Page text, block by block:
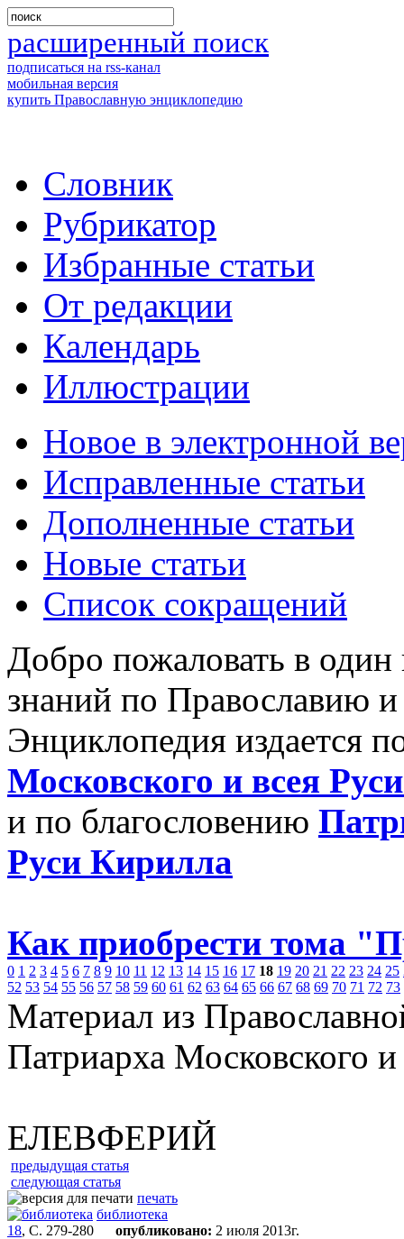
расширенный поиск
подписаться на rss-канал
мобильная версия
купить Православную энциклопедию
Словник
Рубрикатор
Избранные статьи
От редакции
Календарь
Иллюстрации
Новое в электронной
Исправленные статьи
Дополненные статьи
Новые статьи
Список сокращений
Добро пожаловать в
знаний по Православию
Энциклопедия издается
Московского и всея
и по благословению
Руси Кирилла
Как приобрести тома
0 1 2 3 4 5 6 7 8 9 10 11 12 13 14 15 16 17 18 19 20 21 22 23 24 25
52 53 54 55 56 57 58 59 60 61 62 63 64 65 66 67 68 69 70 71 72 73
Материал из
Патриарха Московского
ЕЛЕВФЕРИЙ
предыдущая статья
следующая статья
печать
библиотека
18, С. 279-280 опубликовано: 2 июля 2013г.